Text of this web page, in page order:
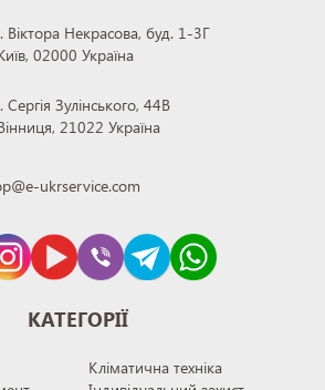
Віктора Некрасова, буд. 1-3Г
02000 Україна
Сергія Зулінського, 44В
21022 Україна
ukrservice.com
КАТЕГОРІЇ
Кліматична техніка